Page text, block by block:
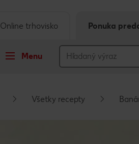
Menu
Online trhovisko Ponuka
Všetky recepty